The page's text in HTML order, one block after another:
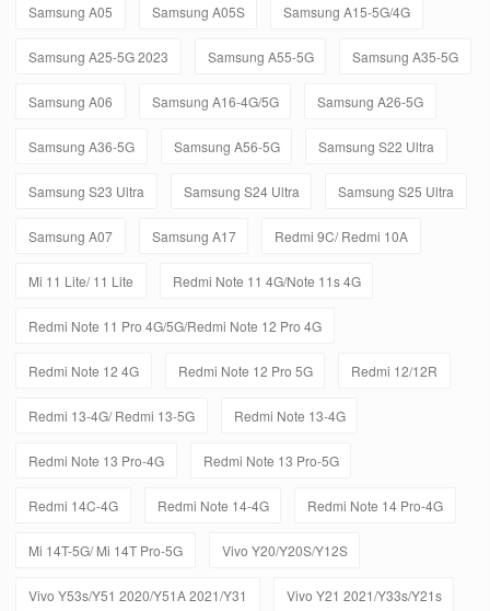
Samsung A05 Samsung A05S Samsung A15-5G/4G
Samsung A25-5G 2023 Samsung A55-5G Samsung A35-5G
Samsung A06 Samsung A16-4G/5G Samsung A26-5G
Samsung A36-5G Samsung A56-5G Samsung S22 Ultra
Samsung S23 Ultra Samsung S24 Ultra Samsung S25 Ultra
Samsung A07 Samsung A17 Redmi 9C/ Redmi 10A
Mi 11 Lite/ 11 Lite Redmi Note 11 4G/Note 11s 4G
Redmi Note 11 Pro 4G/5G/Redmi Note 12 Pro 4G
Redmi Note 12 4G Redmi Note 12 Pro 5G Redmi 12/12R
Redmi 13-4G/ Redmi 13-5G Redmi Note 13-4G
Redmi Note 13 Pro-4G Redmi Note 13 Pro-5G
Redmi 14C-4G Redmi Note 14-4G Redmi Note 14 Pro-4G
Mi 14T-5G/ Mi 14T Pro-5G Vivo Y20/Y20S/Y12S
Vivo Y53s/Y51 2020/Y51A 2021/Y31 Vivo Y21 2021/Y33s/Y21s